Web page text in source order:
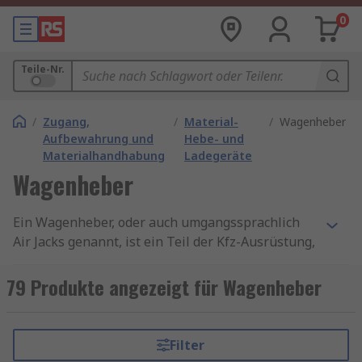
0
Teile-Nr.
/ Zugang,
Aufbewahrung und
Materialhandhabung
/ Material-
Hebe- und
Ladegeräte
/ Wagenheber
Wagenheber
Ein Wagenheber, oder auch umgangssprachlich
Air Jacks genannt, ist ein Teil der Kfz-Ausrüstung,
Fahrzeugen vom Boden verwendet wird.
Wagenheber können als vorübergehende Stütze
zum Hochheben vorgesehen. Das Fahrzeug sollte
während der Wartung oder Reparatur auf
79 Produkte angezeigt für Wagenheber
Filter